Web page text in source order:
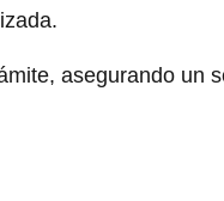
asegurando un